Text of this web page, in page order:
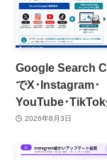
Google Search
でX･Instagram･
YouTube･
2026年8月3日